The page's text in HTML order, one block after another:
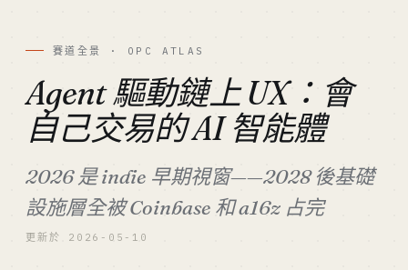
賽道全景 · OPC ATLAS
Agent 驅動鏈上 UX：會
自己交易的 AI 智能體
2026 是 indie 早期視窗——2028 後基礎
設施層全被 Coinbase 和 a16z 占完
更新於 2026-05-10